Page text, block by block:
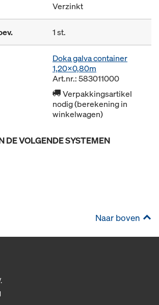
Verzinkt
1 st.
Doka galva container
1,20x0,80m
Art.nr.: 583011000
Verpakkingsartikel
nodig (berekening in
winkelwagen)
DE VOLGENDE SYSTEMEN
Naar boven